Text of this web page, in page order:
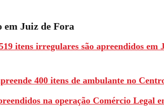
em Juiz de Fora
itens irregulares são apreendidos em
400 itens de ambulante no
na operação Comércio Legal